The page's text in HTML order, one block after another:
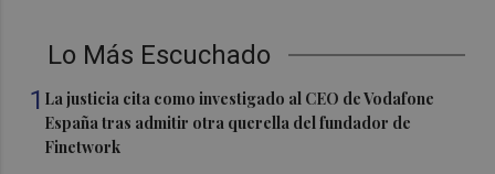
Lo Más Escuchado
1 La justicia cita como investigado al CEO de Vodafone
España tras admitir otra querella del fundador de
Finetwork